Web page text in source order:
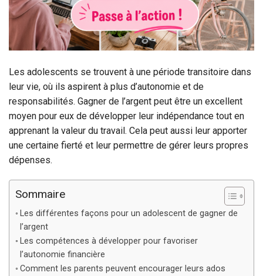
Les adolescents se trouvent à une période transitoire dans
leur vie, où ils aspirent à plus d’autonomie et de
responsabilités. Gagner de l’argent peut être un excellent
moyen pour eux de développer leur indépendance tout en
apprenant la valeur du travail. Cela peut aussi leur apporter
une certaine fierté et leur permettre de gérer leurs propres
dépenses.
Sommaire
Les différentes façons pour un adolescent de gagner de
l’argent
Les compétences à développer pour favoriser
l’autonomie financière
Comment les parents peuvent encourager leurs ados